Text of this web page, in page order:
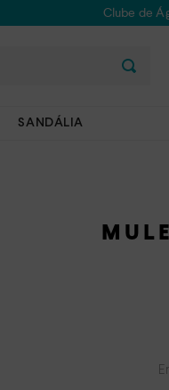
Clube de
SANDÁLIA